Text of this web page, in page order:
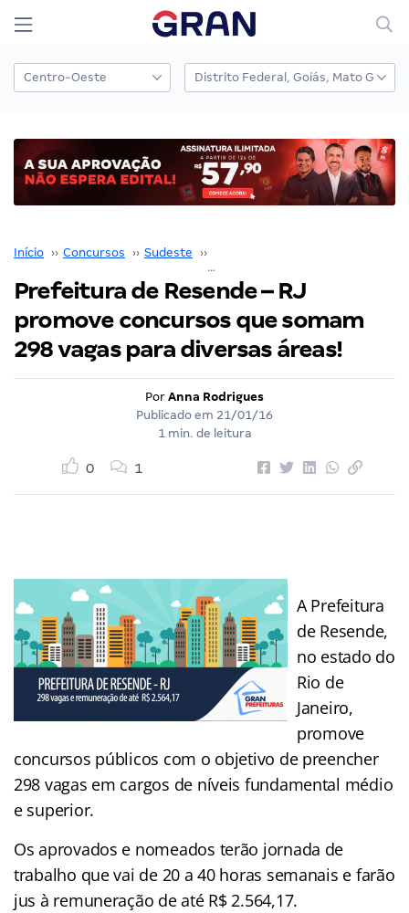
Início ›› Concursos ›› Sudeste ››
Prefeitura de Resende – RJ
promove concursos que somam
298 vagas para diversas áreas!
Por Anna Rodrigues
Publicado em 21/01/16
1 min. de leitura
0 1
​A Prefeitura
de Resende,
no estado do
Rio de
Janeiro,
promove
concursos públicos com o objetivo de preencher
298 vagas em cargos de níveis fundamental médio
e superior.
Os aprovados e nomeados terão jornada de
trabalho que vai de 20 a 40 horas semanais e farão
jus à remuneração de até R$ 2.564,17.